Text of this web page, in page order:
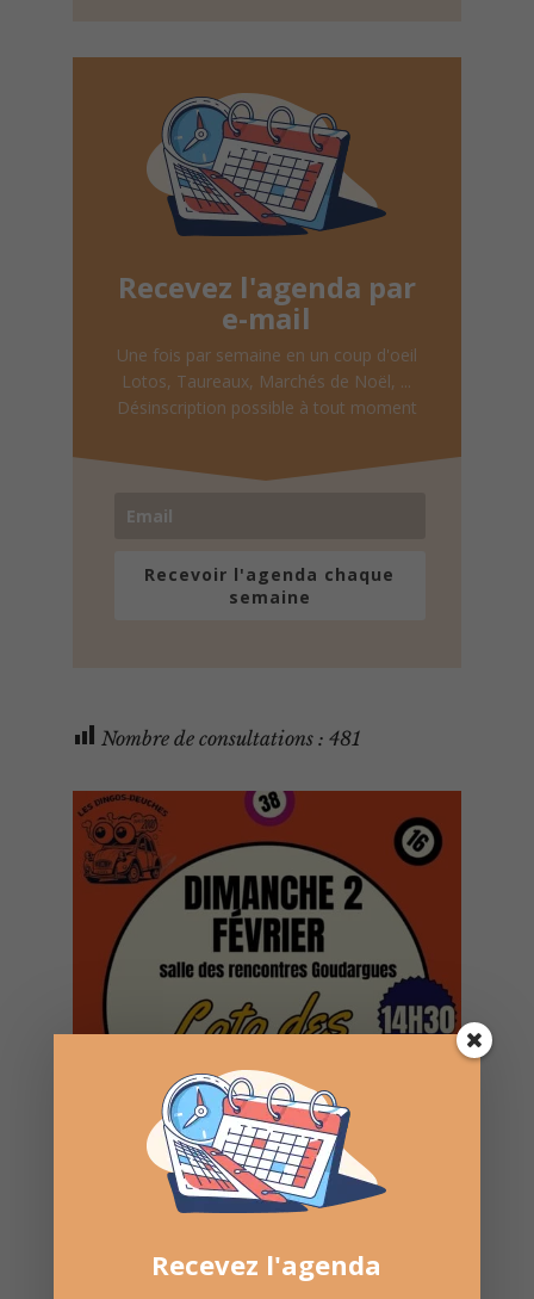
Recevez l'agenda par
e-mail
Une fois par semaine en un coup d'oeil
Lotos, Taureaux, Marchés de Noël, ...
Désinscription possible à tout moment
Recevoir l'agenda chaque
semaine
Nombre de consultations : 481
Recevez l'agenda